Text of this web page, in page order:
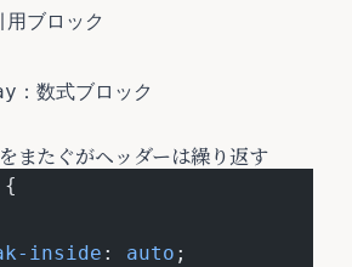
用ブロック
：数式ブロック
またぐがヘッダーは繰り返す
{
inside
: auto ;